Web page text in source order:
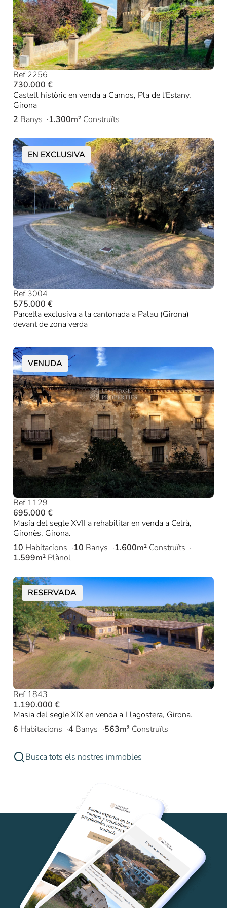
Ref 2256
730.000 €
Castell històric en venda a Camos, Pla de l'Estany,
Girona
2 Banys 1.300m² Construïts
EN EXCLUSIVA
Ref 3004
575.000 €
Parcel·la exclusiva a la cantonada a Palau (Girona)
devant de zona verda
VENUDA
Ref 1129
695.000 €
Masía del segle XVII a rehabilitar en venda a Celrà,
Gironès, Girona.
10 Habitacions 10 Banys 1.600m² Construïts
1.599m² Plànol
RESERVADA
Ref 1843
1.190.000 €
Masia del segle XIX en venda a Llagostera, Girona.
6 Habitacions 4 Banys 563m² Construïts
Busca tots els nostres immobles